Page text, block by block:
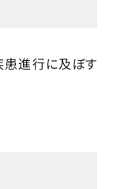
進行に及ぼす